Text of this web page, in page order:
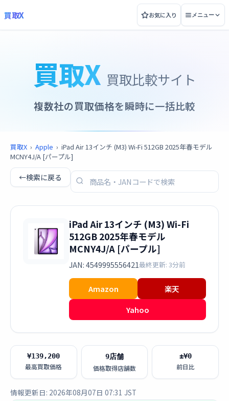
買取X お気に入り メニュー
買取X 買取比較サイト
複数社の買取価格を瞬時に一括比較
買取X › Apple › iPad Air 13インチ (M3) Wi-Fi 512GB 2025年春モデル
MCNY4J/A [パープル]
←検索に戻る
iPad Air 13インチ (M3) Wi-Fi
512GB 2025年春モデル
MCNY4J/A [パープル]
JAN: 4549995556421最終更新: 3分前
Amazon
楽天
Yahoo
¥139,200
最高買取価格
9店舗
価格取得店舗数
±¥0
前日比
情報更新日: 2026年08月07日 07:31 JST